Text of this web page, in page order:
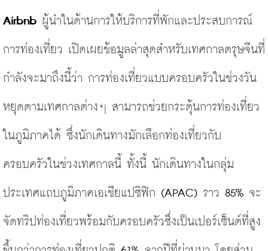
Airbnb ผู้นำในด้านการให้บริการที่พักและประสบการณ์
การท่องเที่ยว เปิดเผยข้อมูลล่าสุดสำหรับเทศกาลตรุษจีนที่
กำลังจะมาถึงนี้ว่า การท่องเที่ยวแบบครอบครัวในช่วงวัน
หยุดตามเทศกาลต่างๆ สามารถช่วยกระตุ้นการท่องเที่ยว
ในภูมิภาคได้ ซึ่งนักเดินทางมักเลือกท่องเที่ยวกับ
ครอบครัวในช่วงเทศกาลนี้ ทั้งนี้ นักเดินทางในกลุ่ม
ประเทศแถบภูมิภาคเอเชียแปซิฟิก (APAC) ราว 85% จะ
จัดทริปท่องเที่ยวพร้อมกับครอบครัวซึ่งเป็นเปอร์เซ็นต์ที่สูง